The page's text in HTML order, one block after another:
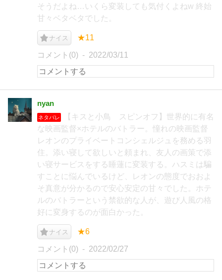
そうだよね…いくら変装しても気付くよねw 終始
甘々ベタベタでした。
ナイス ★11
コメント(0) 2022/03/11
nyan
ネタバレ
【キスと小鳥 スピンオフ】世界的に有名
な映画監督×ホテルのバトラー。憧れの映画監督
レオンのプライベートコンシェルジュを務める羽
住。添い寝して欲しいと頼まれ、友人の画策で添
い寝サービスをする睡蓮に変装する。ハスミは騙
すことに悩んでいるけど、レオンの態度でおおよ
そ真意が分かるので安心安定の甘々でした。ホテ
ルのバトラーという禁欲的な人が、遊び人風の格
好に変身するのが面白かった。
ナイス ★6
コメント(0) 2022/02/27